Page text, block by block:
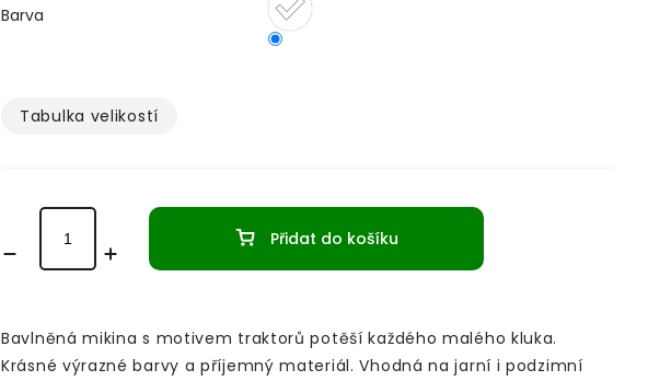
Barva
Tabulka velikostí­
Přidat do košíku
Bavlněná mikina s motivem traktorů potěší každého malého kluka.
Krásné výrazné barvy a příjemný materiál. Vhodná na jarní i podzimní